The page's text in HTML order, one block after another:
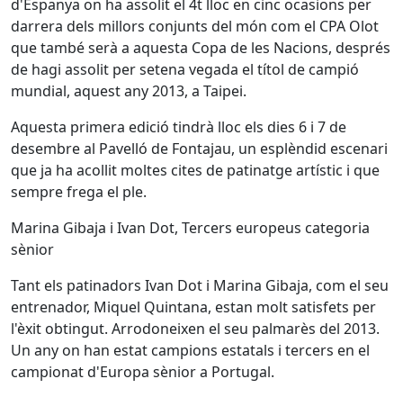
d'Espanya on ha assolit el 4t lloc en cinc ocasions per
darrera dels millors conjunts del món com el CPA Olot
que també serà a aquesta Copa de les Nacions, després
de hagi assolit per setena vegada el títol de campió
mundial, aquest any 2013, a Taipei.
Aquesta primera edició tindrà lloc els dies 6 i 7 de
desembre al Pavelló de Fontajau, un esplèndid escenari
que ja ha acollit moltes cites de patinatge artístic i que
sempre frega el ple.
Marina Gibaja i Ivan Dot, Tercers europeus categoria
sènior
Tant els patinadors Ivan Dot i Marina Gibaja, com el seu
entrenador, Miquel Quintana, estan molt satisfets per
l'èxit obtingut. Arrodoneixen el seu palmarès del 2013.
Un any on han estat campions estatals i tercers en el
campionat d'Europa sènior a Portugal.